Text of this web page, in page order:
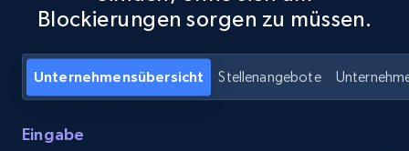
Google Maps Businesses data by place id
Address, Description, Business details, and
more.
13.3K+
Blockierungen sorgen zu müssen.
Unternehmensübersicht Stellenangebote
Eingabe